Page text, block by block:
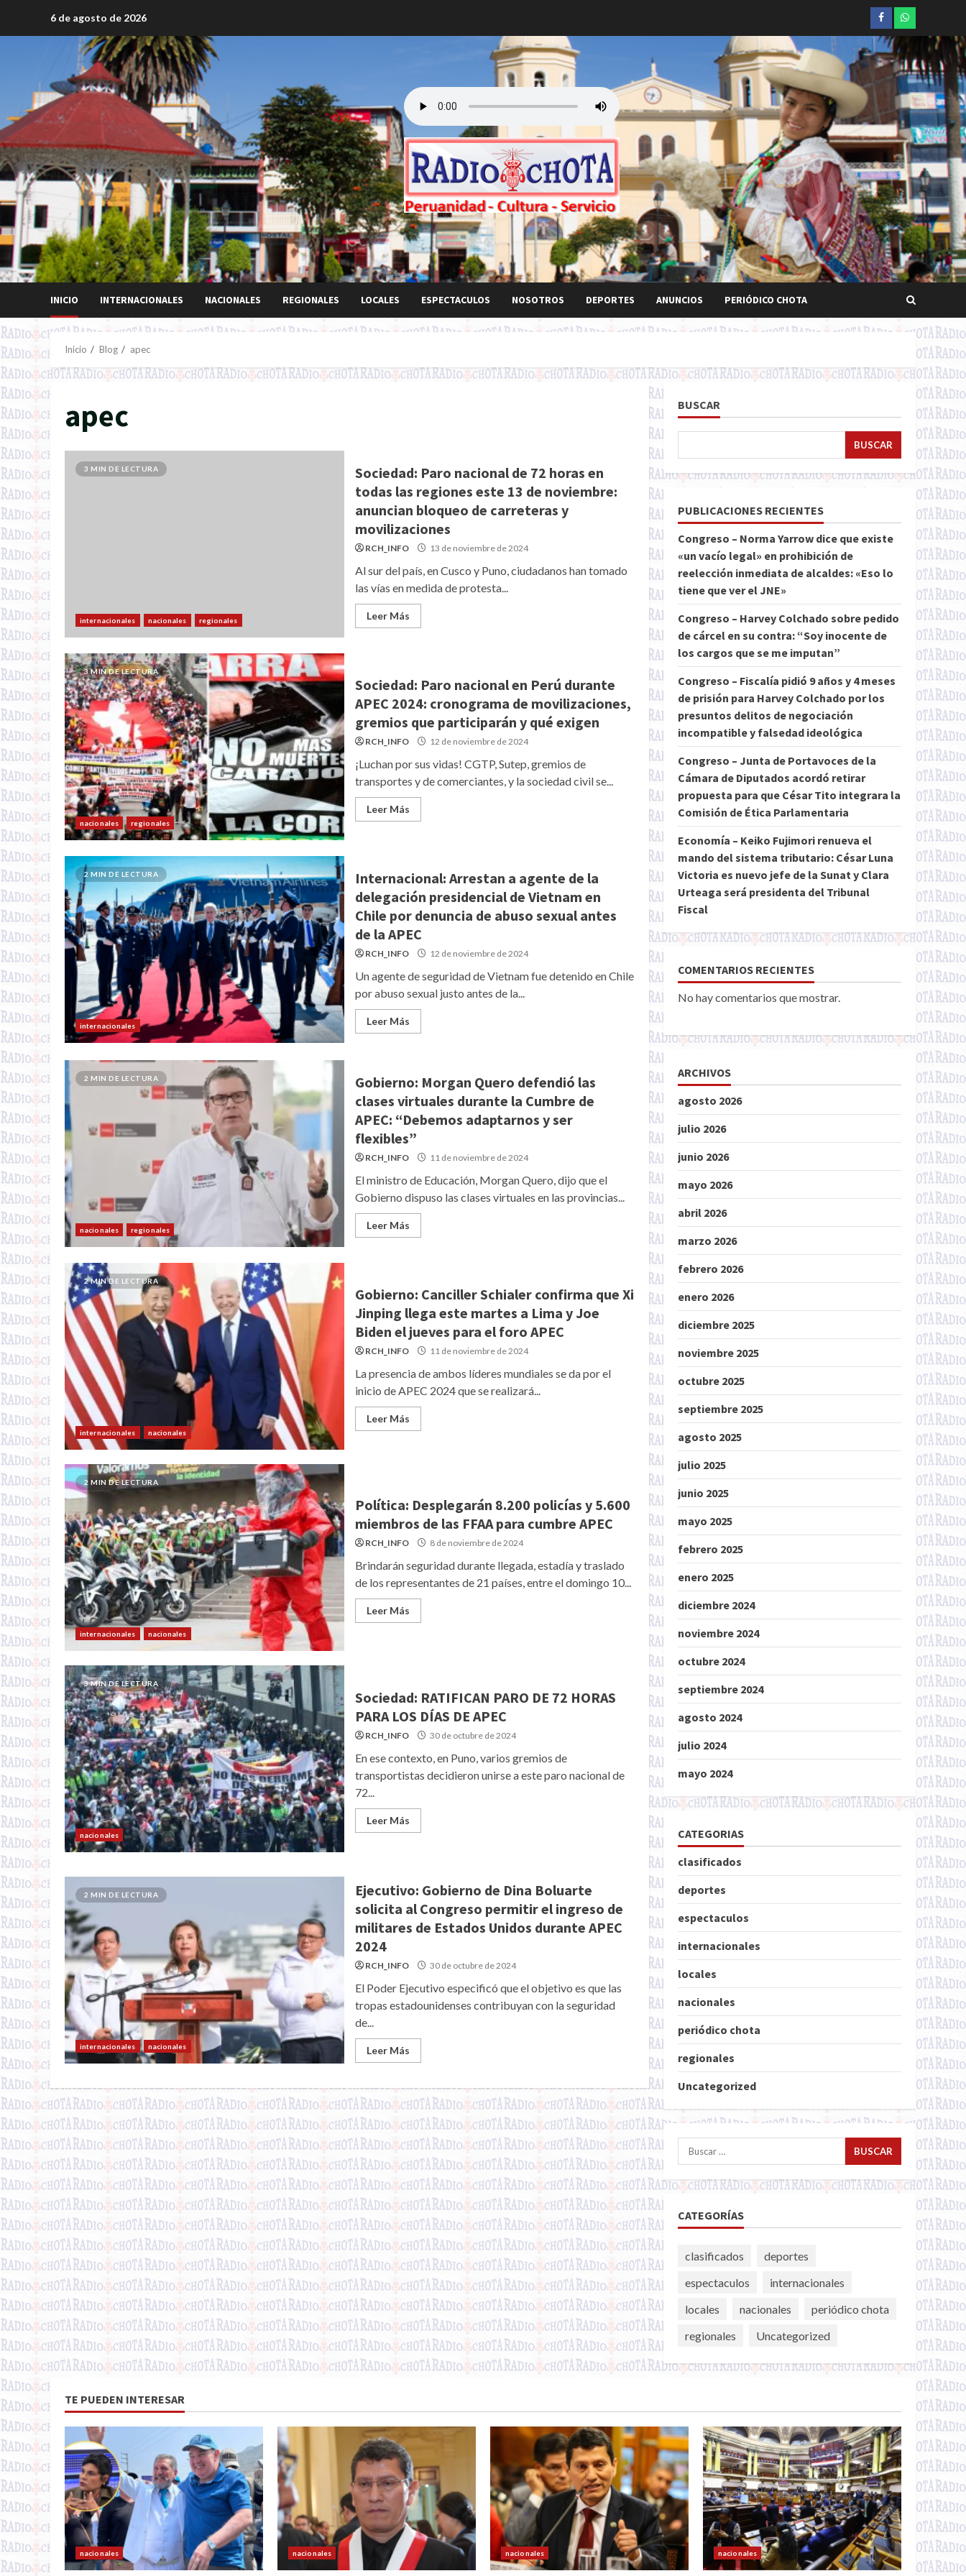
6 de agosto de 2026 Facebookwhatsapp
INICIO INTERNACIONALES NACIONALES REGIONALES LOCALES ESPECTACULOS NOSOTROS DEPORTES ANUNCIOS PERIÓDICO CHOTA
Inicio Blog apec
apec
3 MIN DE LECTURA
internacionales nacionales regionales
Sociedad: Paro nacional de 72 horas en
todas las regiones este 13 de noviembre:
anuncian bloqueo de carreteras y
movilizaciones
RCH_INFO 13 de noviembre de 2024
Al sur del país, en Cusco y Puno, ciudadanos han tomado
las vías en medida de protesta...
Leer Más
3 MIN DE LECTURA
nacionales regionales
Sociedad: Paro nacional en Perú durante
APEC 2024: cronograma de movilizaciones,
gremios que participarán y qué exigen
RCH_INFO 12 de noviembre de 2024
¡Luchan por sus vidas! CGTP, Sutep, gremios de
transportes y de comerciantes, y la sociedad civil se...
Leer Más
2 MIN DE LECTURA
internacionales
Internacional: Arrestan a agente de la
delegación presidencial de Vietnam en
Chile por denuncia de abuso sexual antes
de la APEC
RCH_INFO 12 de noviembre de 2024
Un agente de seguridad de Vietnam fue detenido en Chile
por abuso sexual justo antes de la...
Leer Más
2 MIN DE LECTURA
nacionales regionales
Gobierno: Morgan Quero defendió las
clases virtuales durante la Cumbre de
APEC: “Debemos adaptarnos y ser
flexibles”
RCH_INFO 11 de noviembre de 2024
El ministro de Educación, Morgan Quero, dijo que el
Gobierno dispuso las clases virtuales en las provincias...
Leer Más
2 MIN DE LECTURA
internacionales nacionales
Gobierno: Canciller Schialer confirma que Xi
Jinping llega este martes a Lima y Joe
Biden el jueves para el foro APEC
RCH_INFO 11 de noviembre de 2024
La presencia de ambos líderes mundiales se da por el
inicio de APEC 2024 que se realizará...
Leer Más
2 MIN DE LECTURA
internacionales nacionales
Política: Desplegarán 8.200 policías y 5.600
miembros de las FFAA para cumbre APEC
RCH_INFO 8 de noviembre de 2024
Brindarán seguridad durante llegada, estadía y traslado
de los representantes de 21 países, entre el domingo 10...
Leer Más
3 MIN DE LECTURA
nacionales
Sociedad: RATIFICAN PARO DE 72 HORAS
PARA LOS DÍAS DE APEC
RCH_INFO 30 de octubre de 2024
En ese contexto, en Puno, varios gremios de
transportistas decidieron unirse a este paro nacional de
72...
Leer Más
2 MIN DE LECTURA
internacionales nacionales
Ejecutivo: Gobierno de Dina Boluarte
solicita al Congreso permitir el ingreso de
militares de Estados Unidos durante APEC
2024
RCH_INFO 30 de octubre de 2024
El Poder Ejecutivo especificó que el objetivo es que las
tropas estadounidenses contribuyan con la seguridad
de...
Leer Más
BUSCAR
BUSCAR
PUBLICACIONES RECIENTES
Congreso – Norma Yarrow dice que existe
«un vacío legal» en prohibición de
reelección inmediata de alcaldes: «Eso lo
tiene que ver el JNE»
Congreso – Harvey Colchado sobre pedido
de cárcel en su contra: “Soy inocente de
los cargos que se me imputan”
Congreso – Fiscalía pidió 9 años y 4 meses
de prisión para Harvey Colchado por los
presuntos delitos de negociación
incompatible y falsedad ideológica
Congreso – Junta de Portavoces de la
Cámara de Diputados acordó retirar
propuesta para que César Tito integrara la
Comisión de Ética Parlamentaria
Economía – Keiko Fujimori renueva el
mando del sistema tributario: César Luna
Victoria es nuevo jefe de la Sunat y Clara
Urteaga será presidenta del Tribunal
Fiscal
COMENTARIOS RECIENTES
No hay comentarios que mostrar.
ARCHIVOS
agosto 2026
julio 2026
junio 2026
mayo 2026
abril 2026
marzo 2026
febrero 2026
enero 2026
diciembre 2025
noviembre 2025
octubre 2025
septiembre 2025
agosto 2025
julio 2025
junio 2025
mayo 2025
febrero 2025
enero 2025
diciembre 2024
noviembre 2024
octubre 2024
septiembre 2024
agosto 2024
julio 2024
mayo 2024
CATEGORIAS
clasificados
deportes
espectaculos
internacionales
locales
nacionales
periódico chota
regionales
Uncategorized
Buscar:
CATEGORÍAS
clasificados
deportes
espectaculos
internacionales
locales
nacionales
periódico chota
regionales
Uncategorized
TE PUEDEN INTERESAR
nacionales nacionales nacionales nacionales